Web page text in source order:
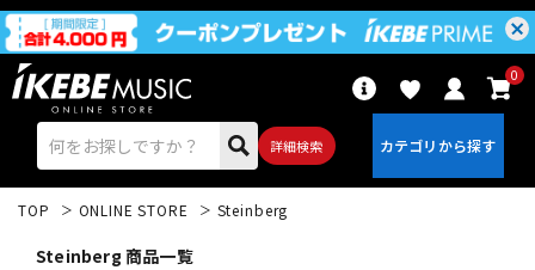
詳細検索
0
TOP ONLINE STORE Steinberg
Steinberg 商品一覧